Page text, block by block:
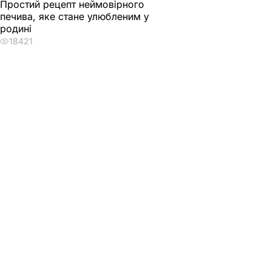
Простий рецепт неймовірного
печива, яке стане улюбленим у
родині
18421